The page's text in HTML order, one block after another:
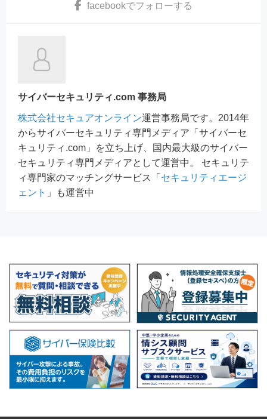
facebookでフォローする
サイバーセキュリティ.com 事務局
株式会社セキュアオンライン運営事務局です。2014年
からサイバーセキュリティ専門メディア「サイバーセ
キュリティ.com」を立ち上げ、国内最大級のサイバー
セキュリティ専門メディアとして運営中。 セキュリテ
ィ専門家のマッチングサービス「 セキュリティエージ
ェント 」も運営中